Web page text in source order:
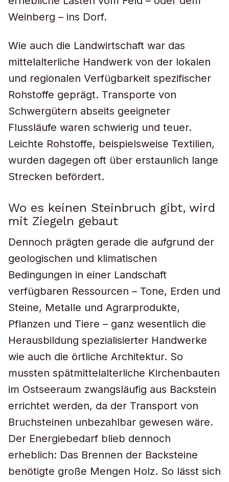
Weinberg – ins Dorf.
Wie auch die Landwirtschaft war das
mittelalterliche Handwerk von der lokalen
und regionalen Verfügbarkeit spezifischer
Rohstoffe geprägt. Transporte von
Schwergütern abseits geeigneter
Flussläufe waren schwierig und teuer.
Leichte Rohstoffe, beispielsweise Textilien,
wurden dagegen oft über erstaunlich lange
Strecken befördert.
Wo es keinen Steinbruch gibt, wird
mit Ziegeln gebaut
Dennoch prägten gerade die aufgrund der
geologischen und klimatischen
Bedingungen in einer Landschaft
verfügbaren Ressourcen – Tone, Erden und
Steine, Metalle und Agrarprodukte,
Pflanzen und Tiere – ganz wesentlich die
Herausbildung spezialisierter Handwerke
wie auch die örtliche Architektur. So
mussten spätmittelalterliche Kirchenbauten
im Ostseeraum zwangsläufig aus Backstein
errichtet werden, da der Transport von
Bruchsteinen unbezahlbar gewesen wäre.
Der Energiebedarf blieb dennoch
erheblich: Das Brennen der Backsteine
benötigte große Mengen Holz. So lässt sich